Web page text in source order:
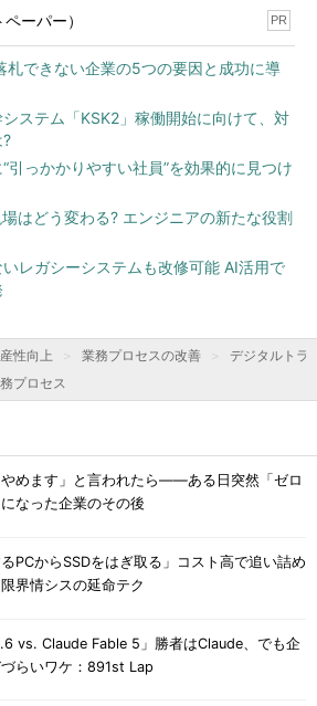
ーパー） PR
札できない企業の5つの要因と成功に導
ステム「KSK2」稼働開始に向けて、対
引っかかりやすい社員”を効果的に見つけ
場はどう変わる? エンジニアの新たな役割
レガシーシステムも改修可能 AI活用で
性向上 業務プロセスの改善
デジタルトラ
プロセス
やめます」と言われたら――ある日突然「ゼロ
なった企業のその後
るPCからSSDをはぎ取る」コスト高で追い詰め
界情シスの延命テク
vs. Claude Fable 5」勝者はClaude、でも企
らいワケ：891st Lap